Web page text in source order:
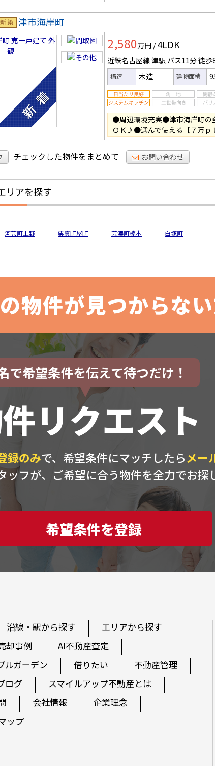
築
津市海岸町
2,580万円 / 4LDK
近鉄名古屋線 津駅 バス11分徒歩
構造 木造 建物面積
●周辺環境充実●津市海岸町
ＯＫ♪●選んで使える【７万ｐ
チェックした物件をまとめて お問い合わせ
リアを探す
河芸町上野 栗真町屋町 芸濃町椋本 白塚町
物件が見つからな
で希望条件を伝えて待つだけ！
リクエスト
録のみで、希望条件にマッチしたらメー
ッフが、ご希望に合う物件を全力でお探
希望条件を登録
沿線・駅から探す
エリアから探す
却事例
AI不動産査定
ルガーデン 借りたい
不動産管理
ログ
スマイルアップ不動産とは
会社情報
企業理念
ップ